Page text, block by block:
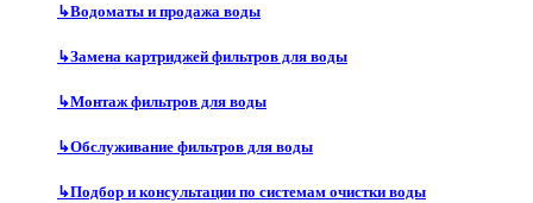
↳Водоматы и продажа воды
↳Замена картриджей фильтров для воды
↳Монтаж фильтров для воды
↳Обслуживание фильтров для воды
↳Подбор и консультации по системам очистки воды